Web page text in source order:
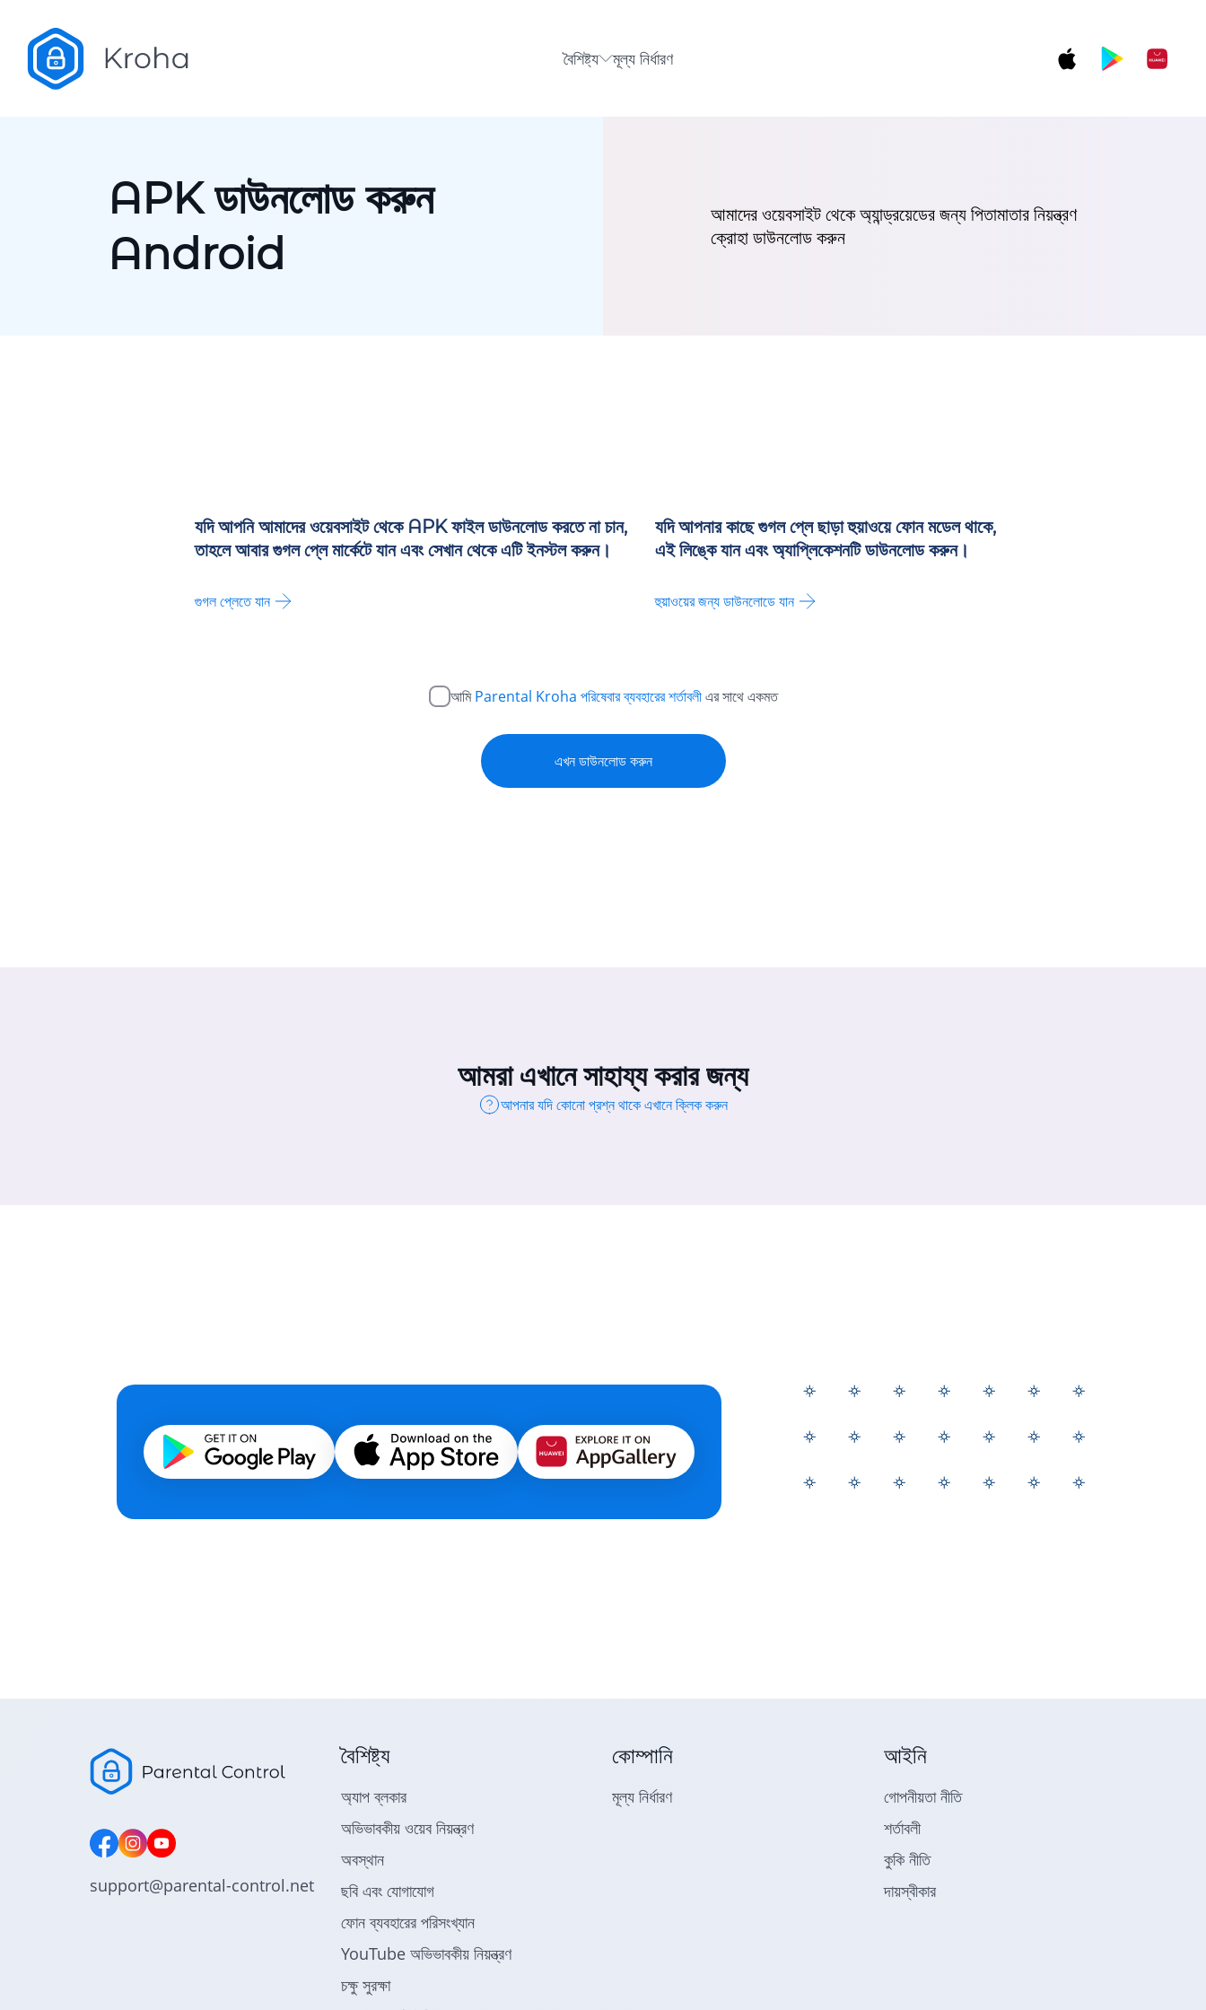
বৈশিষ্ট্য মূল্য নির্ধারণ
APK ডাউনলোড করুন
Android
আমাদের ওয়েবসাইট থেকে অ্যান্ড্রয়েডের জন্য পিতামাতার নিয়ন্ত্রণ
ক্রোহা ডাউনলোড করুন
যদি আপনি আমাদের ওয়েবসাইট থেকে APK ফাইল ডাউনলোড করতে না চান,
তাহলে আবার গুগল প্লে মার্কেটে যান এবং সেখান থেকে এটি ইনস্টল করুন।
গুগল প্লেতে যান
যদি আপনার কাছে গুগল প্লে ছাড়া হুয়াওয়ে ফোন মডেল থাকে,
এই লিঙ্কে যান এবং অ্যাপ্লিকেশনটি ডাউনলোড করুন।
হুয়াওয়ের জন্য ডাউনলোডে যান
আমিParental Kroha পরিষেবার ব্যবহারের শর্তাবলীএর সাথে একমত
এখন ডাউনলোড করুন
আমরা এখানে সাহায্য করার জন্য
আপনার যদি কোনো প্রশ্ন থাকে এখানে ক্লিক করুন
support@parental-control.net
বৈশিষ্ট্য
অ্যাপ ব্লকার
অভিভাবকীয় ওয়েব নিয়ন্ত্রণ
অবস্থান
ছবি এবং যোগাযোগ
ফোন ব্যবহারের পরিসংখ্যান
YouTube অভিভাবকীয় নিয়ন্ত্রণ
চক্ষু সুরক্ষা
কোম্পানি
মূল্য নির্ধারণ
আইনি
গোপনীয়তা নীতি
শর্তাবলী
কুকি নীতি
দায়স্বীকার